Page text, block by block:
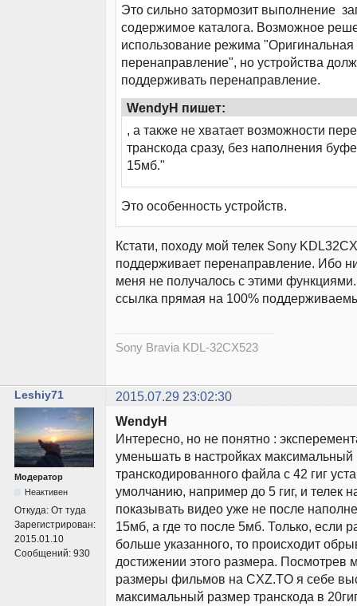
Это сильно затормозит выполнение
содержимое каталога. Возможное
использование режима "Оригинальная
перенаправление", но устройства
поддерживать перенаправление.
WendyH пишет:
, а также не хватает возможности
транскода сразу, без наполнения
15мб."
Это особенность устройств.
Кстати, походу мой телек Sony
поддерживает перенаправление. Ибо
меня не получалось с этими
ссылка прямая на 100%
Sony Bravia KDL-32CX523
Leshiy71 2015.07.29 23:02:30
Модератор
Неактивен
Откуда: От туда
Зарегистрирован:
2015.01.10
Сообщений: 930
WendyH
Интересно, но не понятно :
уменьшать в настройках максимальный
транскодированного файла с 42 гиг
умолчанию, например до 5 гиг, и телек
показывать видео уже не после
15мб, а где то после 5мб. Только, если
больше указанного, то происходит
достижении этого размера. Посмотрев
размеры фильмов на CXZ.TO я себе
максимальный размер транскода в